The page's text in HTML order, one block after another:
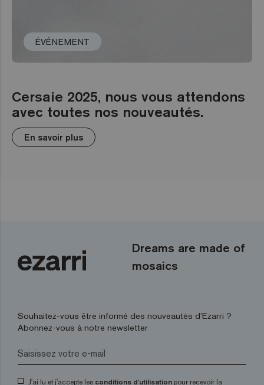
ÉVÉNEMENT
Cersaie 2025, nous vous attendons
avec toutes nos nouveautés.
En savoir plus
Dreams are made of
mosaics
Souhaitez-vous être informé des nouveautés d’Ezarri ?
Abonnez-vous à notre newsletter
J'ai lu et j'accepte les conditions d'utilisation pour recevoir la